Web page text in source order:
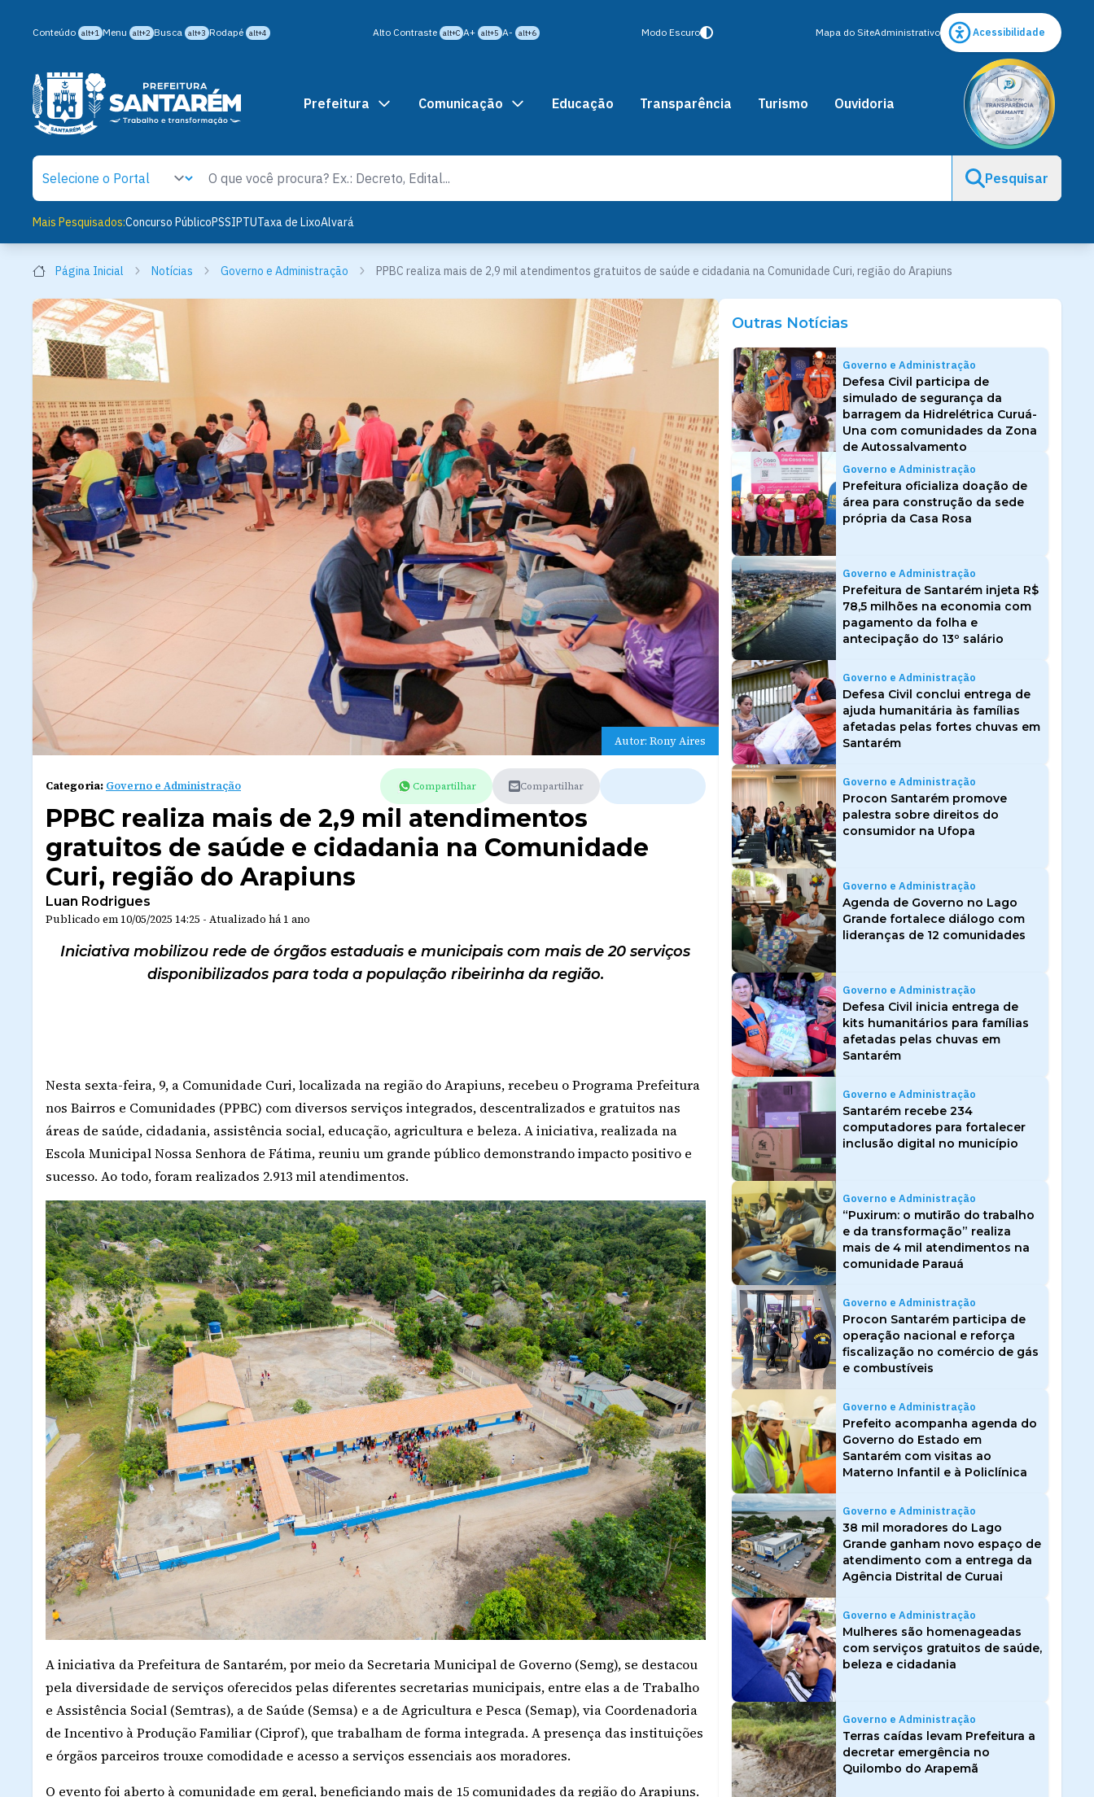
Conteúdo alt+1 Menu alt+2 Busca alt+3 Rodapé alt+4 Alto Contraste alt+C A+ alt+5 A- alt+6 Modo Escuro Mapa do SiteAdministrativo Acessibilidade
Prefeitura Comunicação Educação Transparência Turismo Ouvidoria
Pesquisar
Mais Pesquisados:Concurso PúblicoPSSIPTUTaxa de LixoAlvará
Página Inicial Notícias Governo e Administração PPBC realiza mais de 2,9 mil atendimentos gratuitos de saúde e cidadania na Comunidade Curi, região do Arapiuns
Autor: Rony Aires
Categoria: Governo e Administração Compartilhar Compartilhar
PPBC realiza mais de 2,9 mil atendimentos
gratuitos de saúde e cidadania na Comunidade
Curi, região do Arapiuns
Luan Rodrigues
Publicado em 10/05/2025 14:25 - Atualizado há 1 ano
Iniciativa mobilizou rede de órgãos estaduais e municipais com mais de 20 serviços
disponibilizados para toda a população ribeirinha da região.
Nesta sexta-feira, 9, a Comunidade Curi, localizada na região do Arapiuns, recebeu o Programa Prefeitura
nos Bairros e Comunidades (PPBC) com diversos serviços integrados, descentralizados e gratuitos nas
áreas de saúde, cidadania, assistência social, educação, agricultura e beleza. A iniciativa, realizada na
Escola Municipal Nossa Senhora de Fátima, reuniu um grande público demonstrando impacto positivo e
sucesso. Ao todo, foram realizados 2.913 mil atendimentos.
A iniciativa da Prefeitura de Santarém, por meio da Secretaria Municipal de Governo (Semg), se destacou
pela diversidade de serviços oferecidos pelas diferentes secretarias municipais, entre elas a de Trabalho
e Assistência Social (Semtras), a de Saúde (Semsa) e a de Agricultura e Pesca (Semap), via Coordenadoria
de Incentivo à Produção Familiar (Ciprof), que trabalham de forma integrada. A presença das instituições
e órgãos parceiros trouxe comodidade e acesso a serviços essenciais aos moradores.
O evento foi aberto à comunidade em geral, beneficiando mais de 15 comunidades da região do Arapiuns.
Outras Notícias
Governo e Administração
Defesa Civil participa de
simulado de segurança da
barragem da Hidrelétrica Curuá-
Una com comunidades da Zona
de Autossalvamento
Governo e Administração
Prefeitura oficializa doação de
área para construção da sede
própria da Casa Rosa
Governo e Administração
Prefeitura de Santarém injeta R$
78,5 milhões na economia com
pagamento da folha e
antecipação do 13º salário
Governo e Administração
Defesa Civil conclui entrega de
ajuda humanitária às famílias
afetadas pelas fortes chuvas em
Santarém
Governo e Administração
Procon Santarém promove
palestra sobre direitos do
consumidor na Ufopa
Governo e Administração
Agenda de Governo no Lago
Grande fortalece diálogo com
lideranças de 12 comunidades
Governo e Administração
Defesa Civil inicia entrega de
kits humanitários para famílias
afetadas pelas chuvas em
Santarém
Governo e Administração
Santarém recebe 234
computadores para fortalecer
inclusão digital no município
Governo e Administração
“Puxirum: o mutirão do trabalho
e da transformação” realiza
mais de 4 mil atendimentos na
comunidade Parauá
Governo e Administração
Procon Santarém participa de
operação nacional e reforça
fiscalização no comércio de gás
e combustíveis
Governo e Administração
Prefeito acompanha agenda do
Governo do Estado em
Santarém com visitas ao
Materno Infantil e à Policlínica
Governo e Administração
38 mil moradores do Lago
Grande ganham novo espaço de
atendimento com a entrega da
Agência Distrital de Curuai
Governo e Administração
Mulheres são homenageadas
com serviços gratuitos de saúde,
beleza e cidadania
Governo e Administração
Terras caídas levam Prefeitura a
decretar emergência no
Quilombo do Arapemã